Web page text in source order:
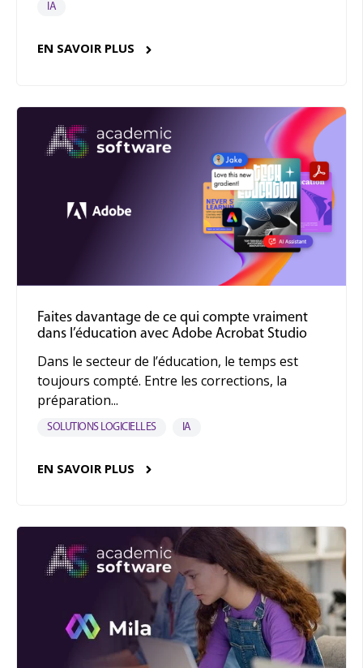
IA
EN SAVOIR PLUS
Faites davantage de ce qui compte vraiment
dans l’éducation avec Adobe Acrobat Studio
Dans le secteur de l’éducation, le temps est
toujours compté. Entre les corrections, la
préparation...
SOLUTIONS LOGICIELLES IA
EN SAVOIR PLUS